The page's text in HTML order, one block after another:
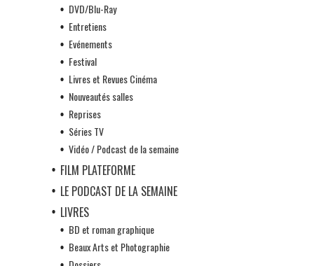
DVD/Blu-Ray
Entretiens
Evénements
Festival
Livres et Revues Cinéma
Nouveautés salles
Reprises
Séries TV
Vidéo / Podcast de la semaine
FILM PLATEFORME
LE PODCAST DE LA SEMAINE
LIVRES
BD et roman graphique
Beaux Arts et Photographie